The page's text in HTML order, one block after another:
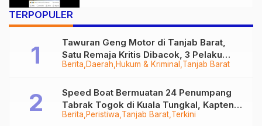
TERPOPULER
Berita Daerah Hukum & Kriminal Tanjab Barat
Tawuran Geng Motor di Tanjab Barat,
Satu Remaja Kritis Dibacok, 3 Pelaku
Ditangkap
Berita Peristiwa Tanjab Barat Terkini
Speed Boat Bermuatan 24 Penumpang
Tabrak Togok di Kuala Tungkal, Kapten
Sempat Hilang